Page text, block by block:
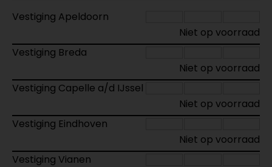
Vestiging Apeldoorn
Niet op voorraad
Vestiging Breda
Niet op voorraad
Vestiging Capelle a/d IJssel
Niet op voorraad
Vestiging Eindhoven
Niet op voorraad
Vestiging Vianen